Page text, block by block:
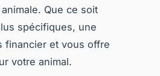
Que ce soit
spécifiques, une
financier et vous offre
votre animal.